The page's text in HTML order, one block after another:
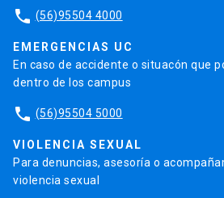
phone (56)95504 4000
EMERGENCIAS UC
En caso de accidente o situacón que
dentro de los campus
phone (56)95504 5000
VIOLENCIA SEXUAL
Para denuncias, asesoría o
violencia sexual